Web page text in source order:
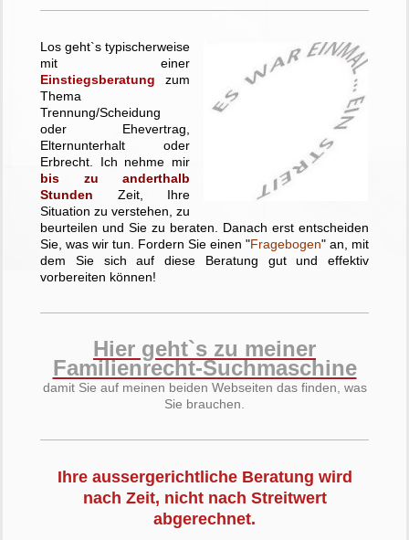
Los geht`s typischerweise
mit einer
Einstiegsberatung zum
Thema
Trennung/Scheidung
oder Ehevertrag,
Elternunterhalt oder
Erbrecht. Ich nehme mir
bis zu anderthalb
Stunden Zeit, Ihre
Situation zu verstehen, zu
beurteilen und Sie zu beraten. Danach erst entscheiden
Sie, was wir tun. Fordern Sie einen "Fragebogen" an, mit
dem Sie sich auf diese Beratung gut und effektiv
vorbereiten können!
Hier geht`s zu meiner
Familienrecht-Suchmaschine
damit Sie auf meinen beiden Webseiten das finden, was
Sie brauchen.
Ihre aussergerichtliche Beratung wird
nach Zeit, nicht nach Streitwert
abgerechnet.